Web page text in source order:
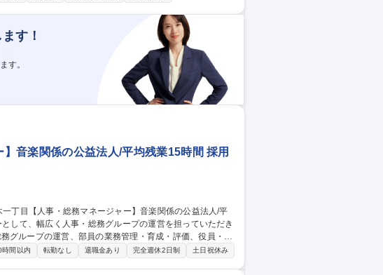
とが可能。協賛営業、チケット販売、FCなどの機能が社
す！
す。
音楽関係の公益法人/平均残業15時間 採用
グループの運営、部員の業務管理・育成・評価、役員・他
時間以内 転勤なし 退職金あり 完全週休2日制 土日祝休み